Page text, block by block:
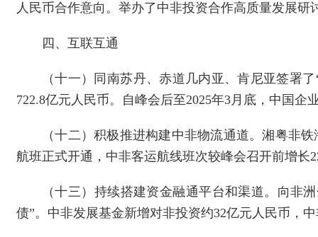
人民币合作意向。举办了中非投资合作高质量发展
四、互联互通
（十一）同南苏丹、赤道几内亚、肯尼亚签署
722.8亿元人民币。自峰会后至2025年3月底，中国
（十二）积极推进构建中非物流通道。湘粤非
航班正式开通，中非客运航线班次较峰会召开前增
（十三）持续搭建资金融通平台和渠道。向非
债”。中非发展基金新增对非投资约32亿元人民币，